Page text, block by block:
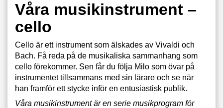
Våra musikinstrument –
cello
Cello är ett instrument som älskades av Vivaldi och
Bach. Få reda på de musikaliska sammanhang som
cello förekommer. Sen får du följa Milo som övar på
instrumentet tillsammans med sin lärare och se när
han framför ett stycke inför en entusiastisk publik.
Våra musikinstrument är en serie musikprogram för